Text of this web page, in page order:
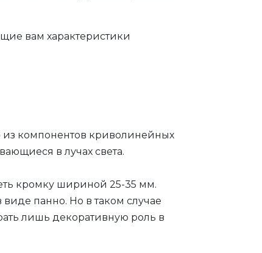
вам характеристики
компонентов криволинейных
в лучах света.
кромку шириной 25-35 мм.
панно. Но в таком случае
лишь декоративную роль в